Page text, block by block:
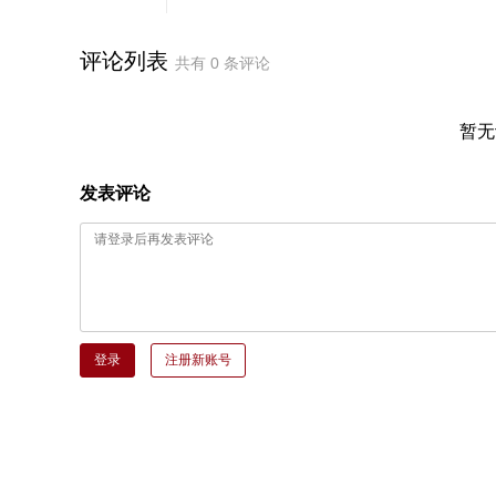
评论列表 共有 0 条评论
暂
发表评论
登录 注册新账号